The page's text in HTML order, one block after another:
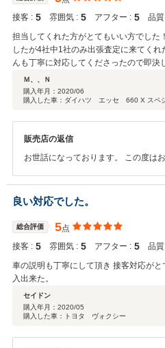
接客 : 5 雰囲気 : 5 アフター : 5 品
担当してくれた方がとてもいい方でした
したが4社中1社のみ出張査定に来てく
んも丁寧に対応してくださったので即決
Ｍ、、Ｎ
購入年月： 2020/06
購入した車：ダイハツ エッセ 660 X スペ
販売店の返信
お世話になっております。 この度は
是非お声掛け下さいませ。
良い対応でした。
総合評価 5点
接客 : 5 雰囲気 : 5 アフター : 5 品
車の説明も丁寧にして頂き 接客対応が
入出来た。
セイドン
購入年月： 2020/05
購入した車：トヨタ ヴォクシー